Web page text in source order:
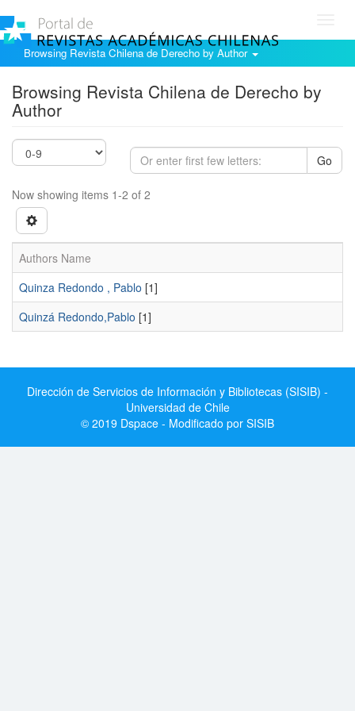
Browsing Revista Chilena de Derecho by Author
Browsing Revista Chilena de Derecho by
Author
Go
Now showing items 1-2 of 2
Authors Name
Quinza Redondo , Pablo [1]
Quinzá Redondo,Pablo [1]
Dirección de Servicios de Información y Bibliotecas (SISIB) -
Universidad de Chile
© 2019 Dspace - Modificado por SISIB